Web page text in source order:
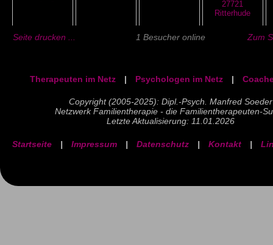
Seite drucken ... 1 Besucher online Zum
Therapeuten im Netz | Psychologen im Netz |
Copyright (2005-2025): Dipl.-Psych. Manfred Soeder
Netzwerk Familientherapie - die Familientherapeuten-
Letzte Aktualisierung: 11.01.2026
Startseite | Impressum | Datenschutz | Kontakt |